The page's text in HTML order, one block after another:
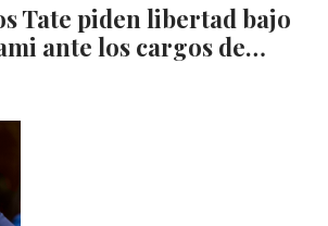
Tate piden libertad bajo
ante los cargos de…